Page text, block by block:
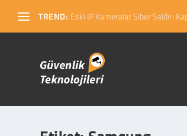
TREND: Eski IP Kameralar Siber Saldırı